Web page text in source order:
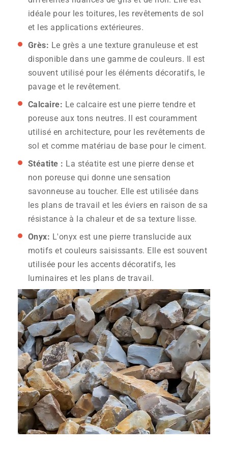
idéale pour les toitures, les revêtements de sol
et les applications extérieures.
Grès: Le grès a une texture granuleuse et est
disponible dans une gamme de couleurs. Il est
souvent utilisé pour les éléments décoratifs, le
pavage et le revêtement.
Calcaire: Le calcaire est une pierre tendre et
poreuse aux tons neutres. Il est couramment
utilisé en architecture, pour les revêtements de
sol et comme matériau de base pour le ciment.
Stéatite : La stéatite est une pierre dense et
non poreuse qui donne une sensation
savonneuse au toucher. Elle est utilisée dans
les plans de travail et les éviers en raison de sa
résistance à la chaleur et de sa texture lisse.
Onyx: L'onyx est une pierre translucide aux
motifs et couleurs saisissants. Elle est souvent
utilisée pour les accents décoratifs, les
luminaires et les plans de travail.